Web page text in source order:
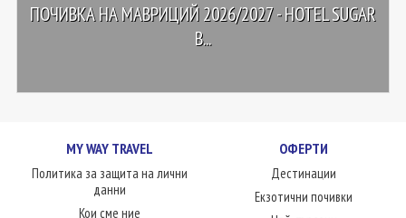
ЛЮБОПИТНО
КОНТАКТИ
ПОЧИВКА НА МАВРИЦИЙ 2026/2027 - HOTEL SUGAR
B...
MY WAY TRAVEL
Политика за защита на лични
данни
Кои сме ние
ОФЕРТИ
Дестинации
Екзотични почивки